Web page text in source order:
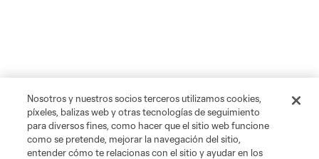
Nosotros y nuestros socios terceros utilizamos cookies,
píxeles, balizas web y otras tecnologías de seguimiento
para diversos fines, como hacer que el sitio web funcione
como se pretende, mejorar la navegación del sitio,
entender cómo te relacionas con el sitio y ayudar en los